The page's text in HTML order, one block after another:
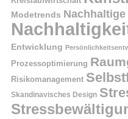
Modetrends Nachhaltige
Entwicklung
Prozessoptimierung
Risikomanagement
Skandinavisches Design